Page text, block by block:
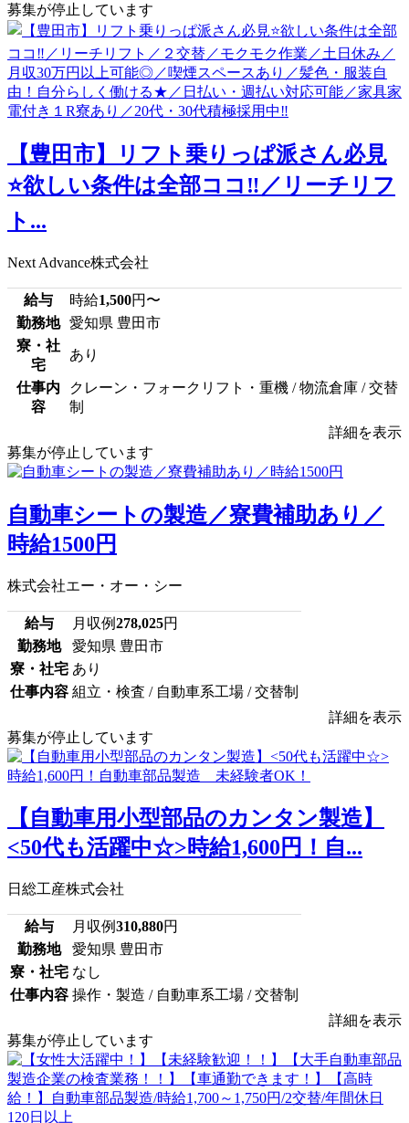
募集が停止しています
【豊田市】リフト乗りっぱ派さん必見
⭐欲しい条件は全部ココ‼️／リーチリフ
ト...
Next Advance株式会社
給与 時給1,500円〜
勤務地
愛知県 豊田市
寮・社
宅
あり
仕事内
容
クレーン・フォークリフト・重機 / 物流倉庫 / 交替
制
詳細を表示
募集が停止しています
自動車シートの製造／寮費補助あり／
時給1500円
株式会社エー・オー・シー
給与 月収例278,025円
勤務地
愛知県 豊田市
寮・社宅 あり
仕事内容 組立・検査 / 自動車系工場 / 交替制
詳細を表示
募集が停止しています
【自動車用小型部品のカンタン製造】
<50代も活躍中☆>時給1,600円！自...
日総工産株式会社
給与 月収例310,880円
勤務地
愛知県 豊田市
寮・社宅 なし
仕事内容 操作・製造 / 自動車系工場 / 交替制
詳細を表示
募集が停止しています